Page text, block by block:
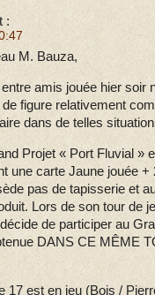
:
M. Bauza,
entre amis jouée hier
figure relativement
dans de telles
Projet « Port Fluvial »
une carte Jaune jouée +
pas de tapisserie et
Lors de son tour de
de participer au
DANS CE MÊME
17 est en jeu (Bois /